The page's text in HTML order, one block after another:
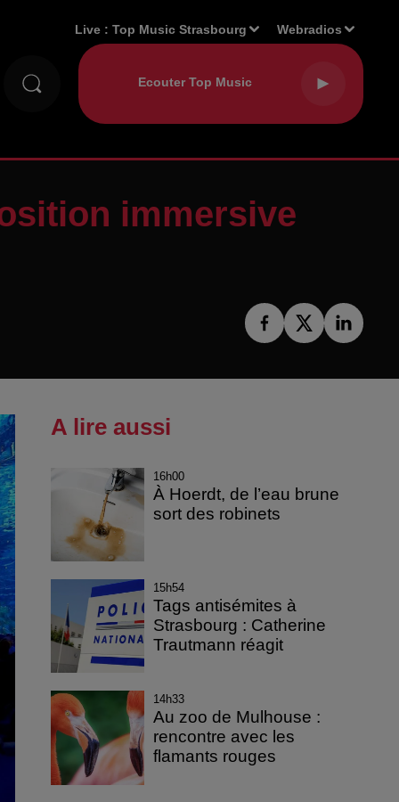
Live :Top Music Strasbourg Webradios
immersive
A lire aussi
16h00
À Hoerdt, de l’eau brune
sort des robinets
15h54
Tags antisémites à
Strasbourg : Catherine
Trautmann réagit
14h33
Au zoo de Mulhouse :
rencontre avec les
flamants rouges